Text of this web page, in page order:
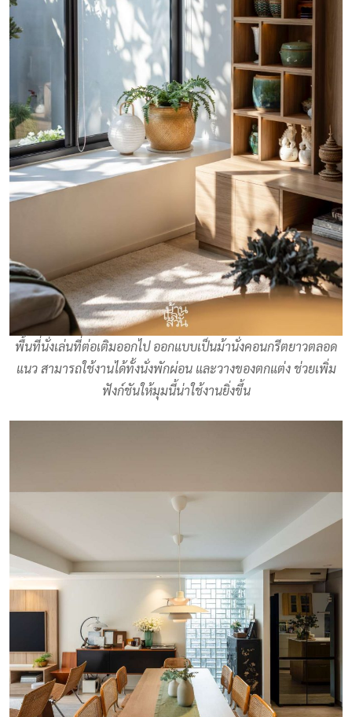
พื้นที่นั่งเล่นที่ต่อเติมออกไป ออกแบบเป็นม้านั่งคอนกรีตยาวตลอด
แนว สามารถใช้งานได้ทั้งนั่งพักผ่อน และวางของตกแต่ง ช่วยเพิ่ม
ฟังก์ชันให้มุมนี้น่าใช้งานยิ่งขึ้น